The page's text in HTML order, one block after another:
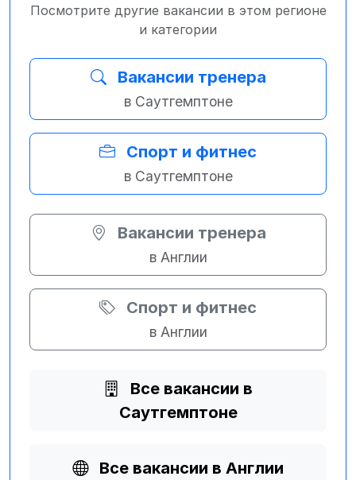
Посмотрите другие вакансии в этом регионе
и категории
Вакансии тренера
в Саутгемптоне
Спорт и фитнес
в Саутгемптоне
Вакансии тренера
в Англии
Спорт и фитнес
в Англии
Все вакансии в
Саутгемптоне
Все вакансии в Англии